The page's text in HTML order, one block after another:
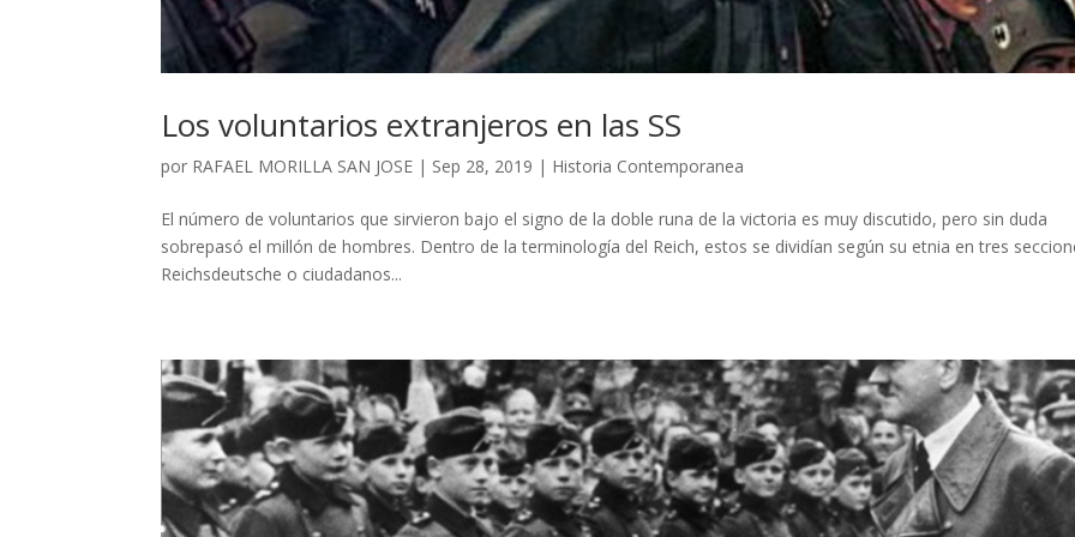
Los voluntarios extranjeros en las SS
por RAFAEL MORILLA SAN JOSE | Sep 28, 2019 | Historia Contemporanea
El número de voluntarios que sirvieron bajo el signo de la doble runa de la victoria es muy discutido, pero sin duda
sobrepasó el millón de hombres. Dentro de la terminología del Reich, estos se dividían según su etnia en tres
Reichsdeutsche o ciudadanos...